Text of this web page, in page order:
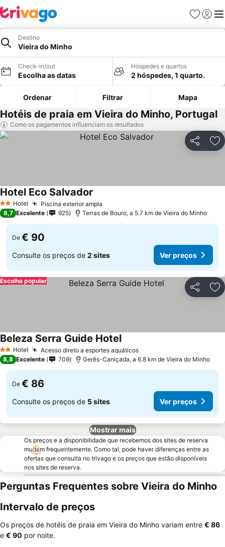
Favoritos
Iniciar
Destino
Vieira do Minho
Check-in/out
Escolha as datas
Hóspedes e quartos
2 hóspedes, 1 quarto.
Ordenar Filtrar Mapa
Hotéis de praia em Vieira do Minho, Portugal
Como os pagamentos influenciam os resultados
Partilhar
2 Estrelas
Hotel Piscina exterior ampla
Hotel Eco Salvador
8,7 Excelente 925 Terras de Bouro, a 5.7 km de Vieira do Minho
De € 90
Consulte os preços de 2 sites Ver preços
Partilhar
Escolha popular
2 Estrelas
Hotel Acesso direto a esportes aquáticos
Beleza Serra Guide Hotel
8,8 Excelente 709 Gerês-Caniçada, a 6.8 km de Vieira do Minho
De € 86
Consulte os preços de 5 sites Ver preços
Mostrar mais
Os preços e a disponibilidade que recebemos dos sites de reserva
mudam frequentemente. Como tal, pode haver diferenças entre as
ofertas que consulta no trivago e os preços que estão disponíveis
nos sites de reserva.
Perguntas Frequentes sobre Vieira do Minho
Intervalo de preços
Os preços de hotéis de praia em Vieira do Minho variam entre ‎€ 86
e ‎€ 90 por noite.